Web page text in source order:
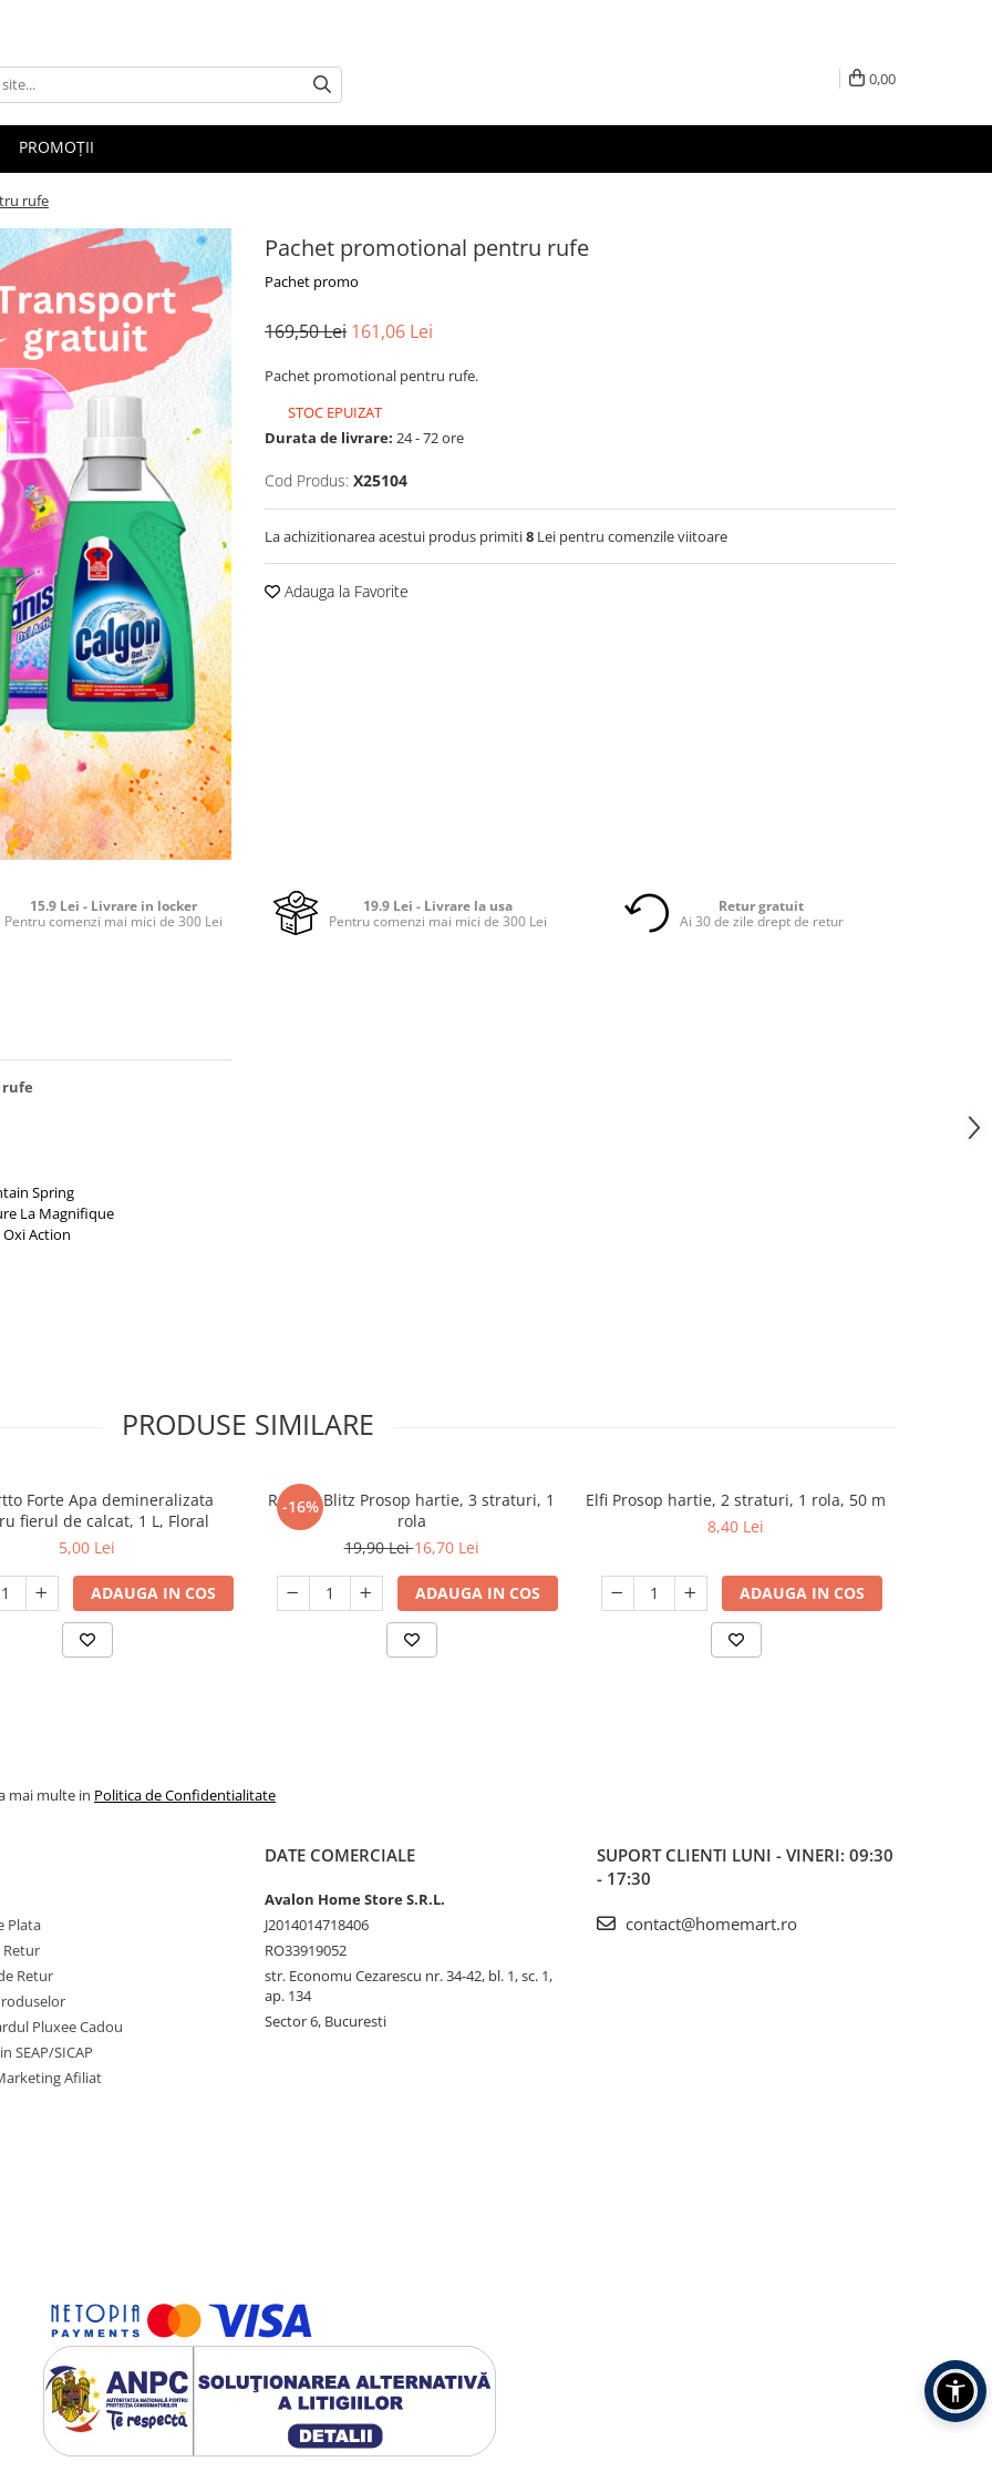
0,00
PROMOȚII
rufe
Pachet promotional pentru rufe
Pachet promo
169,50 Lei 161,06 Lei
Pachet promotional pentru rufe.
STOC EPUIZAT
Durata de livrare: 24 - 72 ore
Cod Produs: X25104
La achizitionarea acestui produs primiti8 Lei pentru comenzile viitoare
Adauga la Favorite
15.9 Lei - Livrare in locker
Pentru comenzi mai mici de 300 Lei
19.9 Lei - Livrare la usa
Pentru comenzi mai mici de 300 Lei
Retur gratuit
Ai 30 de zile drept de retur
Spring
La Magnifique
Action
PRODUSE SIMILARE
Forte Apa demineralizata
fierul de calcat, 1 L, Floral
5,00 Lei
ADAUGA IN COS
-16%
Regina Blitz Prosop hartie, 3 straturi, 1
rola
19,90 Lei16,70 Lei
ADAUGA IN COS
Elfi Prosop hartie, 2 straturi, 1 rola, 50 m
8,40 Lei
ADAUGA IN COS
mai multe in Politica de Confidentialitate
Plata
Retur
Retur
Pluxee Cadou
SEAP/SICAP
Afiliat
DATE COMERCIALE
Avalon Home Store S.R.L.
J2014014718406
RO33919052
str. Economu Cezarescu nr. 34-42, bl. 1, sc. 1,
ap. 134
Sector 6, Bucuresti
SUPORT CLIENTI LUNI - VINERI: 09:30
- 17:30
contact@homemart.ro